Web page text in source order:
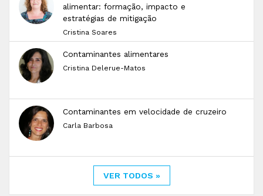
alimentar: formação, impacto e
estratégias de mitigação
Cristina Soares
Contaminantes alimentares
Cristina Delerue-Matos
Contaminantes em velocidade de cruzeiro
Carla Barbosa
VER TODOS »